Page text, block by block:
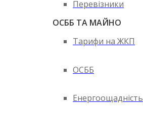
Перевізники
ОСББ ТА МАЙНО
Тарифи на ЖКП
ОСББ
Енергоощадність